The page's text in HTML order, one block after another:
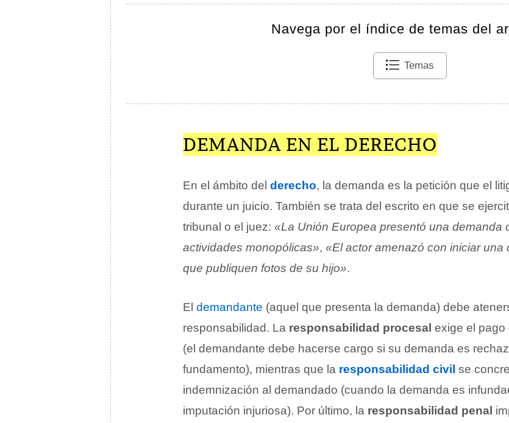
Navega por el índice de temas del
Temas
DEMANDA EN EL DERECHO
En el ámbito del derecho, la demanda es la petición que el
durante un juicio. También se trata del escrito en que se
tribunal o el juez: «La Unión Europea presentó una demanda
actividades monopólicas», «El actor amenazó con iniciar una
que publiquen fotos de su hijo».
El demandante (aquel que presenta la demanda) debe
responsabilidad. La responsabilidad procesal exige el pago
(el demandante debe hacerse cargo si su demanda es
fundamento), mientras que la responsabilidad civil se
indemnización al demandado (cuando la demanda es
imputación injuriosa). Por último, la responsabilidad penal